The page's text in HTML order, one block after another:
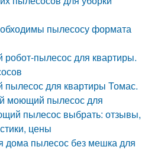
пылесосу формата
пылесос для квартиры.
для квартиры Томас.
моющий пылесос для
пылесос выбрать: отзывы,
цены
дома пылесос без мешка для